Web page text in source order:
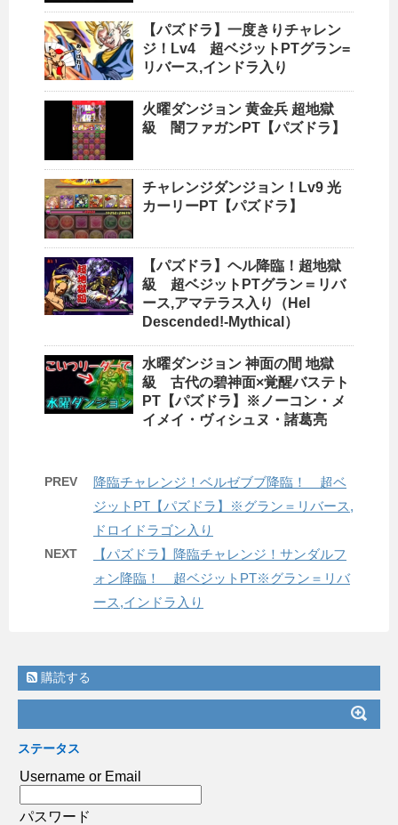
【パズドラ】一度きりチャレン
ジ！Lv4 超ベジットPTグラン=
リバース,インドラ入り
火曜ダンジョン 黄金兵 超地獄
級 闇ファガンPT【パズドラ】
チャレンジダンジョン！Lv9 光
カーリーPT【パズドラ】
【パズドラ】ヘル降臨！超地獄
級 超ベジットPTグラン＝リバ
ース,アマテラス入り（Hel
Descended!-Mythical）
水曜ダンジョン 神面の間 地獄
級 古代の碧神面×覚醒バステト
PT【パズドラ】※ノーコン・メ
イメイ・ヴィシュヌ・諸葛亮
PREV
降臨チャレンジ！ベルゼブブ降臨！ 超ベ
ジットPT【パズドラ】※グラン＝リバース,
ドロイドラゴン入り
NEXT
【パズドラ】降臨チャレンジ！サンダルフ
ォン降臨！ 超ベジットPT※グラン＝リバ
ース,インドラ入り
購読する
ステータス
Username or Email
パスワード